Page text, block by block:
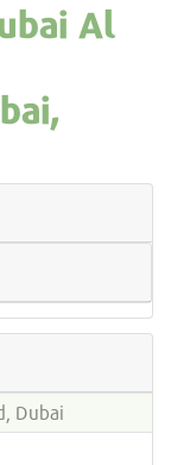
Al
Dubai